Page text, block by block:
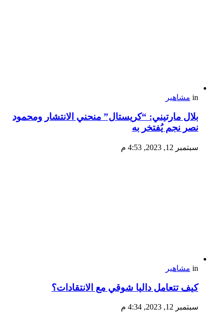
in مشاهير
بلال مارتيني: “كريستال” منحني الانتشار ومحمود
نصر نجم يُفتخر به
سبتمبر 12, 2023, 4:53 م
in مشاهير
كيف تتعامل داليا شوقي مع الانتقادات؟
سبتمبر 12, 2023, 4:34 م